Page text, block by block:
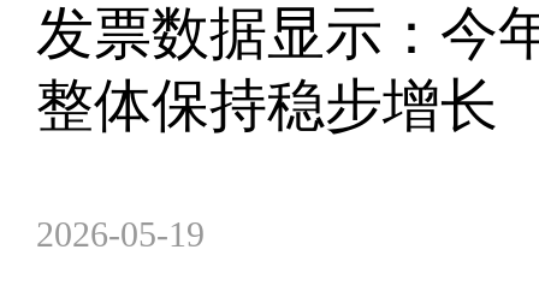
发票数据显示：今
整体保持稳步增长
2026-05-19